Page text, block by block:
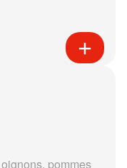
pommes